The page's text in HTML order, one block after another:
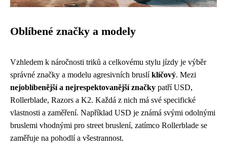
Oblíbené značky a modely
Vzhledem k náročnosti triků a celkovému stylu jízdy je výběr
správné značky a modelu agresivních bruslíklíčový. Mezi
nejoblíbenější a nejrespektovanější značky patří USD,
Rollerblade, Razors a K2. Každá z nich má své specifické
vlastnosti a zaměření. Například USD je známá svými odolnými
bruslemi vhodnými pro street bruslení, zatímco Rollerblade se
zaměřuje na pohodlí a všestrannost.